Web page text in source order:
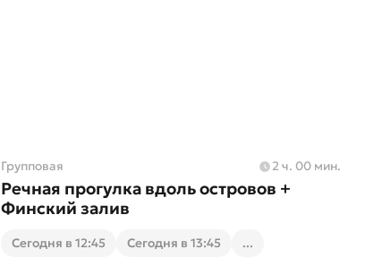
Групповая 2 ч. 00 мин.
Речная прогулка вдоль островов +
Финский залив
Cегодня в 12:45 Cегодня в 13:45 ...